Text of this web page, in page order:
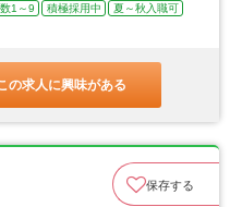
1～9 積極採用中
夏～秋入職可
の求人に興味がある
保存する